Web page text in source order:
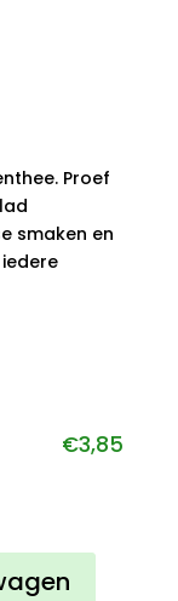
Proef
smaken en
€3,85